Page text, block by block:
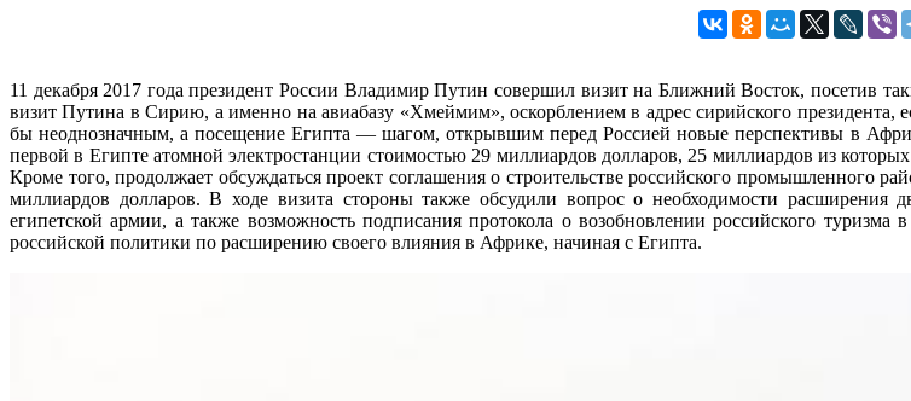
11 декабря 2017 года президент России Владимир Путин совершил визит на Ближний Восток, посетив
визит Путина в Сирию, а именно на авиабазу «Хмеймим», оскорблением в адрес сирийского президента,
бы неоднозначным, а посещение Египта — шагом, открывшим перед Россией новые перспективы в
первой в Египте атомной электростанции стоимостью 29 миллиардов долларов, 25 миллиардов из
Кроме того, продолжает обсуждаться проект соглашения о строительстве российского промышленного
миллиардов долларов. В ходе визита стороны также обсудили вопрос о необходимости расширения
египетской армии, а также возможность подписания протокола о возобновлении российского
российской политики по расширению своего влияния в Африке, начиная с Египта.